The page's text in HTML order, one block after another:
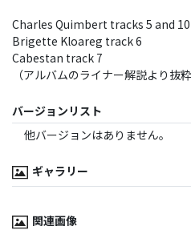
Charles Quimbert tracks 5 and 10
Brigette Kloareg track 6
Cabestan track 7
（アルバムのライナー解説より抜粋
バージョンリスト
他バージョンはありません。
ギャラリー
関連画像